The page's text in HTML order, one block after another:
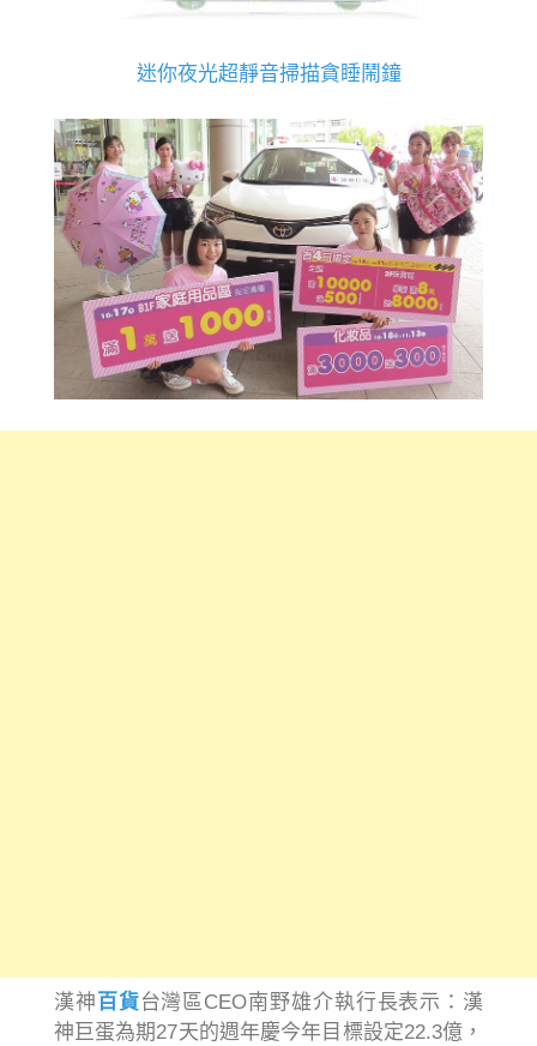
迷你夜光超靜音掃描貪睡鬧鐘
漢神百貨台灣區CEO南野雄介執行長表示：漢
神巨蛋為期27天的週年慶今年目標設定22.3億，